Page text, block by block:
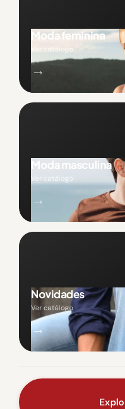
Moda feminina
Ver catálogo
→
Moda masculina
Ver catálogo
→
Novidades
Ver catálogo
→